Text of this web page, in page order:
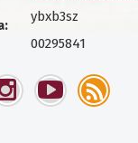
ybxb3sz
00295841